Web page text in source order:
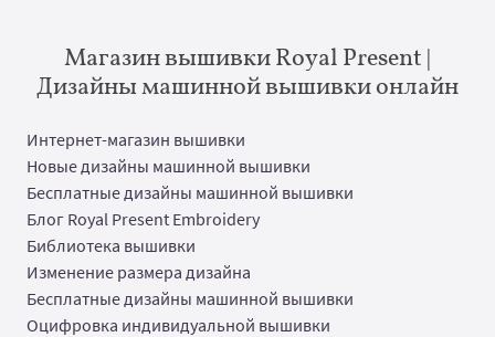
Магазин вышивки Royal Present |
Дизайны машинной вышивки онлайн
Интернет-магазин вышивки
Новые дизайны машинной вышивки
Бесплатные дизайны машинной вышивки
Блог Royal Present Embroidery
Библиотека вышивки
Изменение размера дизайна
Бесплатные дизайны машинной вышивки
Оцифровка индивидуальной вышивки